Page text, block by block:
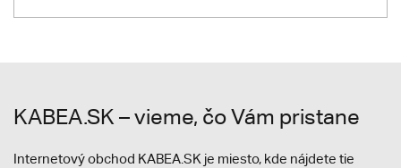
KABEA.SK – vieme, čo Vám pristane
Internetový obchod KABEA.SK je miesto, kde nájdete tie